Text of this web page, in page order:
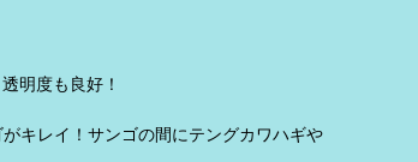
明度も良好！
キレイ！サンゴの間にテングカワハギや